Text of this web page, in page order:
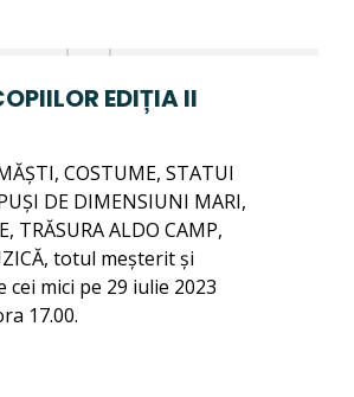
EDIȚIA II
COSTUME, STATUI
DE DIMENSIUNI MARI,
TRĂSURA ALDO CAMP,
totul meșterit și
mici pe 29 iulie 2023
17.00.